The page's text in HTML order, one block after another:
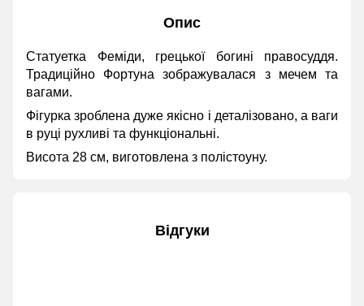
Опис
Статуетка Феміди, грецької богині правосуддя.
Традиційно Фортуна зображувалася з мечем та
вагами.
Фігурка зроблена дуже якісно і деталізовано, а ваги
в руці рухливі та функціональні.
Висота 28 см, виготовлена ​​з полістоуну.
Відгуки